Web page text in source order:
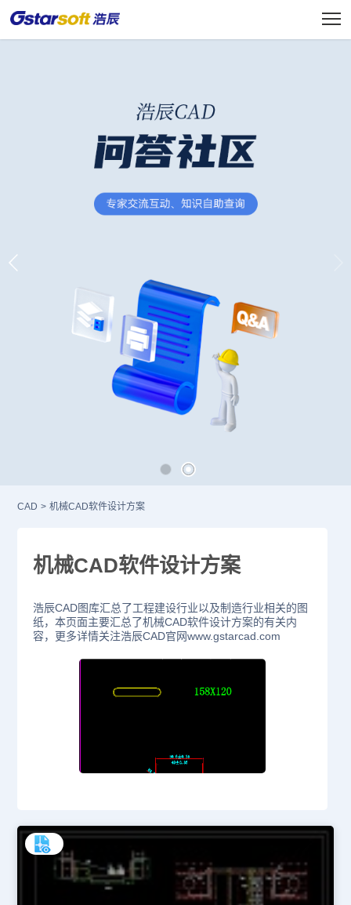
CAD > 机械CAD软件设计方案
机械CAD软件设计方案
浩辰CAD图库汇总了工程建设行业以及制造行业相关的图
纸，本页面主要汇总了机械CAD软件设计方案的有关内
容，更多详情关注浩辰CAD官网www.gstarcad.com